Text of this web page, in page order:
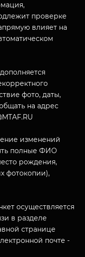
проверке
влияет на
фото, даты,
на адрес
изменений
полные ФИО
рождения,
фотокопии),
осуществляется
в разделе
странице
почте -